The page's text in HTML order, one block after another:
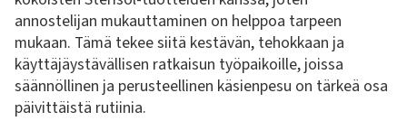
annostelijan mukauttaminen on helppoa tarpeen
mukaan. Tämä tekee siitä kestävän, tehokkaan ja
käyttäjäystävällisen ratkaisun työpaikoille, joissa
säännöllinen ja perusteellinen käsienpesu on tärkeä osa
päivittäistä rutiinia.